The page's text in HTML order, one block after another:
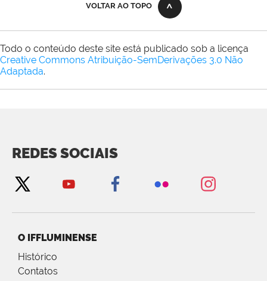
VOLTAR AO TOPO
Todo o conteúdo deste site está publicado sob a licença
Creative Commons Atribuição-SemDerivações 3.0 Não
Adaptada.
REDES SOCIAIS
O IFFLUMINENSE
Histórico
Contatos